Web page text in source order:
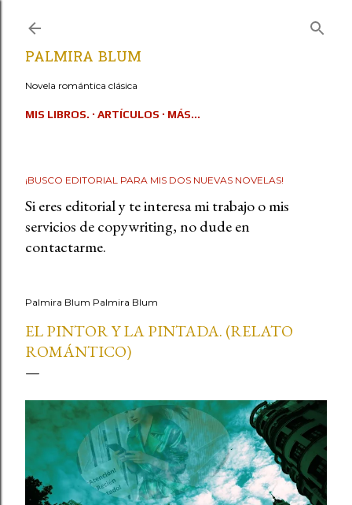
PALMIRA BLUM
Novela romántica clásica
MIS LIBROS. ARTÍCULOS MÁS…
¡BUSCO EDITORIAL PARA MIS DOS NUEVAS NOVELAS!
Si eres editorial y te interesa mi trabajo o mis
servicios de copywriting, no dude en
contactarme.
Palmira Blum Palmira Blum
EL PINTOR Y LA PINTADA. (RELATO
ROMÁNTICO)